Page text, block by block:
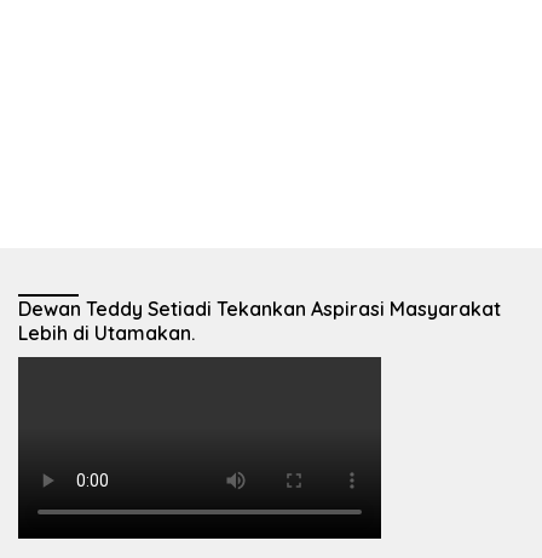
Dewan Teddy Setiadi Tekankan Aspirasi Masyarakat
Lebih di Utamakan.